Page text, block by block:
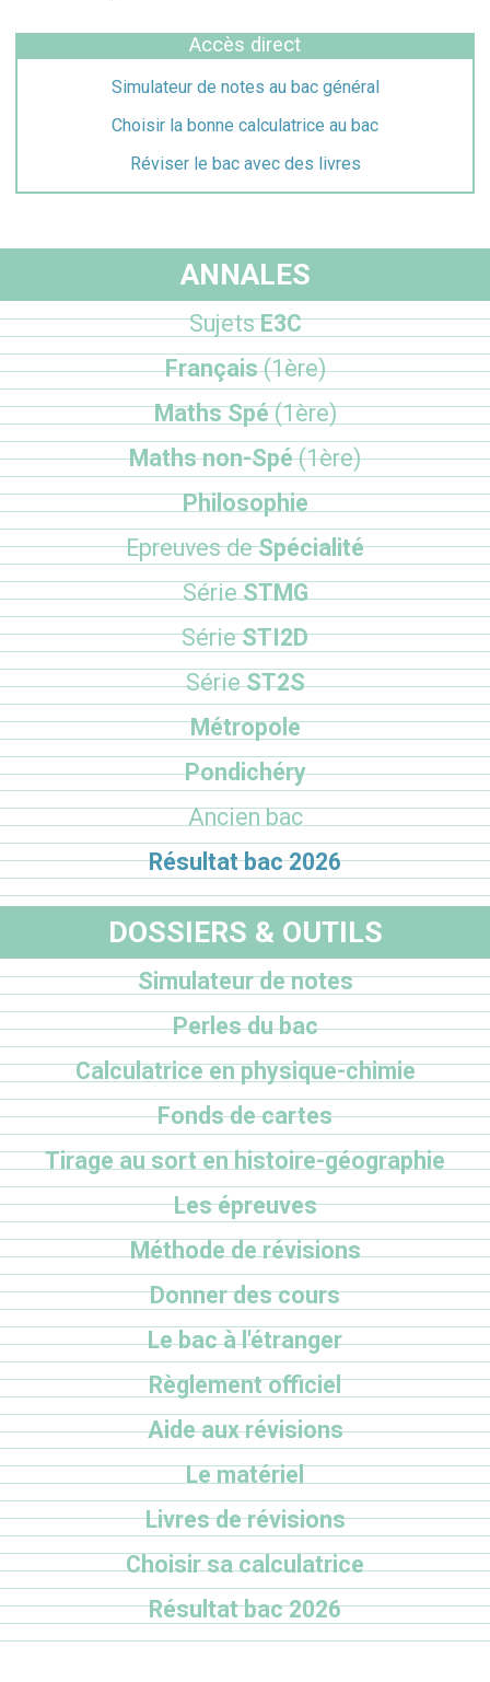
Accès direct
Simulateur de notes au bac général
Choisir la bonne calculatrice au bac
Réviser le bac avec des livres
ANNALES
SujetsE3C
Français(1ère)
Maths Spé(1ère)
Maths non-Spé(1ère)
Philosophie
Epreuves deSpécialité
SérieSTMG
SérieSTI2D
SérieST2S
Métropole
Pondichéry
Ancien bac
Résultat bac 2026
DOSSIERS & OUTILS
Simulateur de notes
Perles du bac
Calculatrice en physique-chimie
Fonds de cartes
Tirage au sort en histoire-géographie
Les épreuves
Méthode de révisions
Donner des cours
Le bac à l'étranger
Règlement officiel
Aide aux révisions
Le matériel
Livres de révisions
Choisir sa calculatrice
Résultat bac 2026